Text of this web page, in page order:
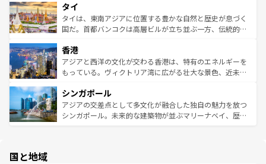
リティに包まれながら、韓国の多彩な魅力を心ゆくまで味
わってみてほしい。 なお、新着の韓国情報はコンテンツ一
覧を参照してほしい。
急速な発展と共に伝統が息づく。ハノイの古い町並みやホ
ーチミン市のフランス統治時代の建物も、独特の雰囲気を
醸し出している。また、バラエティの豊かさとおいしさで
とつ。フォーやバインミー、ベトナムコーヒーなどは、ぜ
ひ現地で味わいたい。どの地域を訪れてもあたたかい人々
が旅行者を迎えてくれるので、きっと忘れられない旅にな
参照してほしい。
タイ
タイは、東南アジアに位置する豊かな自然と歴史が息づく
国だ。首都バンコクは高層ビルが立ち並ぶ一方、伝統的な
の活気が交差している。北部ではチェンマイなどの山岳地
帯で自然と触れ合い、南部ではプーケットやクラビの美し
いビーチでリゾート気分を楽しむことができる。タイ料理
激する。気候は一年中温暖で、どの季節にも異なる楽しみ
が待っている。親しみやすいタイの人々、仏教を中心とし
た文化、そして多様な観光資源が、訪れる旅人を魅了し続
香港
アジアと西洋の文化が交わる香港は、特有のエネルギーを
もっている。ヴィクトリア湾に広がる壮大な景色、近未来
み、どこを訪れても感動するはず。観光スポットが密集し
ており、効率よく見どころを回れるのも魅力。息をのむよ
うな絶景から文化的な体験まで、香港を存分に楽しみ尽く
シンガポール
アジアの交差点として多文化が融合した独自の魅力を放つ
シンガポール。未来的な建築物が並ぶマリーナベイ、歴史
国と地域